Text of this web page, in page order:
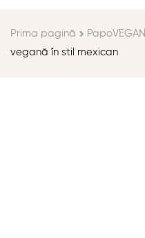
Prima pagină PapoVEGAN
vegană în stil mexican